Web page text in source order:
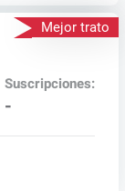
Mejor trato
Suscripciones:
-